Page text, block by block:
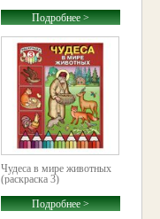
Подробнее >
Чудеса в мире животных
(раскраска 3)
Подробнее >